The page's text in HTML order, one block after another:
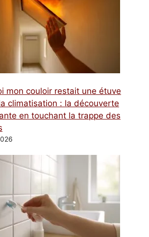
mon couloir restait une étuve
climatisation : la découverte
en touchant la trappe des